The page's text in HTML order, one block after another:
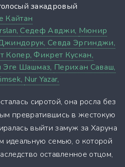
закадровый
Кайтан
Седеф Авджи, Мюнир
Севда Эргинджи,
Копер,Фикрет Кускан,
Эге Шашмаз, Перихан Саваш,
Nur Yazar,
сиротой, она росла без
превратившись в жестокую
выйти замуж за Харуна
идеальную семью, о которой
оставленное отцом,